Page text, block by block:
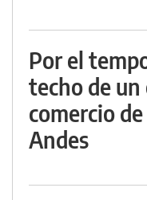
Por el
techo de
comercio
Andes